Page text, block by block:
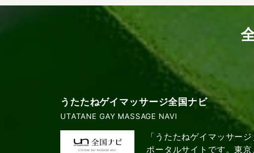
うたたねゲイマッサージ全国ナビ
UTATANE GAY MASSAGE NAVI
「うたたねゲイマッサー
ポータルサイトです。東